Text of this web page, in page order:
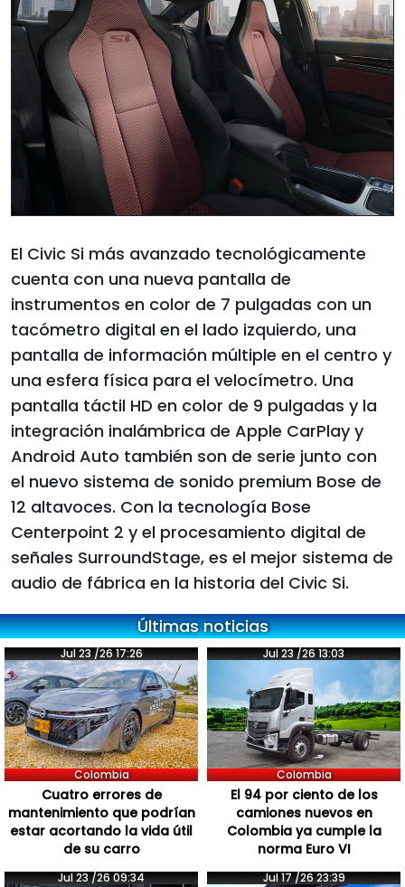
El Civic Si más avanzado tecnológicamente
cuenta con una nueva pantalla de
instrumentos en color de 7 pulgadas con un
tacómetro digital en el lado izquierdo, una
pantalla de información múltiple en el centro y
una esfera física para el velocímetro. Una
pantalla táctil HD en color de 9 pulgadas y la
integración inalámbrica de Apple CarPlay y
Android Auto también son de serie junto con
el nuevo sistema de sonido premium Bose de
12 altavoces. Con la tecnología Bose
Centerpoint 2 y el procesamiento digital de
señales SurroundStage, es el mejor sistema de
audio de fábrica en la historia del Civic Si.
Últimas noticias
Jul 23 /26 17:26
Colombia
Cuatro errores de
mantenimiento que podrían
estar acortando la vida útil
de su carro
Jul 23 /26 13:03
Colombia
El 94 por ciento de los
camiones nuevos en
Colombia ya cumple la
norma Euro VI
Jul 23 /26 09:34 Jul 17 /26 23:39